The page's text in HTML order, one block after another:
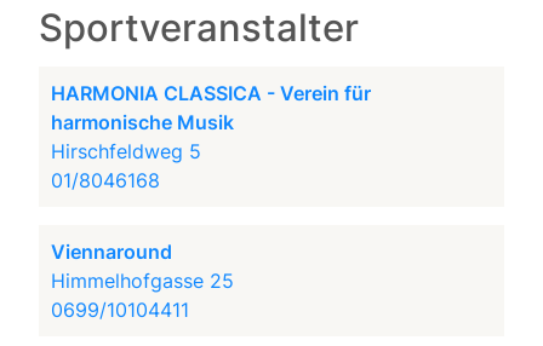
Sportveranstalter
HARMONIA CLASSICA - Verein für
harmonische Musik
Hirschfeldweg 5
01/8046168
Viennaround
Himmelhofgasse 25
0699/10104411